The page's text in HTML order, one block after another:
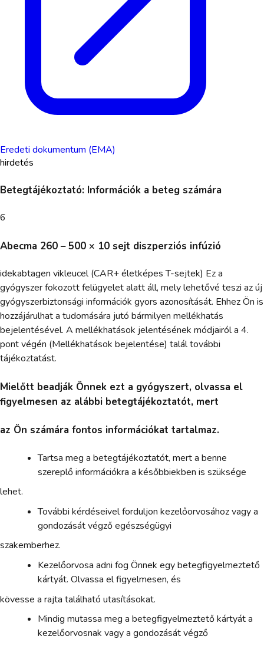
Eredeti dokumentum (EMA)
hirdetés
Betegtájékoztató: Információk a beteg számára
6
Abecma 260 – 500 × 10 sejt diszperziós infúzió
idekabtagen vikleucel (CAR+ életképes T-sejtek) Ez a
gyógyszer fokozott felügyelet alatt áll, mely lehetővé teszi az új
gyógyszerbiztonsági információk gyors azonosítását. Ehhez Ön is
hozzájárulhat a tudomására jutó bármilyen mellékhatás
bejelentésével. A mellékhatások jelentésének módjairól a 4.
pont végén (Mellékhatások bejelentése) talál további
tájékoztatást.
Mielőtt beadják Önnek ezt a gyógyszert, olvassa el
figyelmesen az alábbi betegtájékoztatót, mert
az Ön számára fontos információkat tartalmaz.
Tartsa meg a betegtájékoztatót, mert a benne
szereplő információkra a későbbiekben is szüksége
lehet.
További kérdéseivel forduljon kezelőorvosához vagy a
gondozását végző egészségügyi
szakemberhez.
Kezelőorvosa adni fog Önnek egy betegfigyelmeztető
kártyát. Olvassa el figyelmesen, és
kövesse a rajta található utasításokat.
Mindig mutassa meg a betegfigyelmeztető kártyát a
kezelőorvosnak vagy a gondozását végző